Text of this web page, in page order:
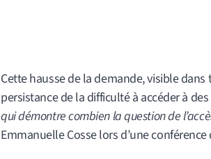
Cette hausse de la demande, visible
persistance de la difficulté à accéder à
qui démontre combien la question de
Emmanuelle Cosse lors d’une conférence